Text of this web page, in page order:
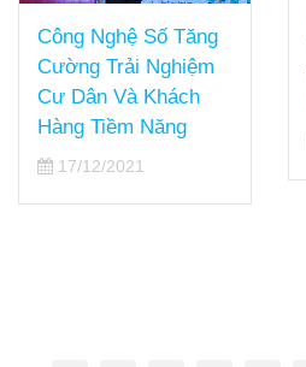
Công Nghệ Số Tăng
Cường Trải Nghiệm
Cư Dân Và Khách
Hàng Tiềm Năng
17/12/2021